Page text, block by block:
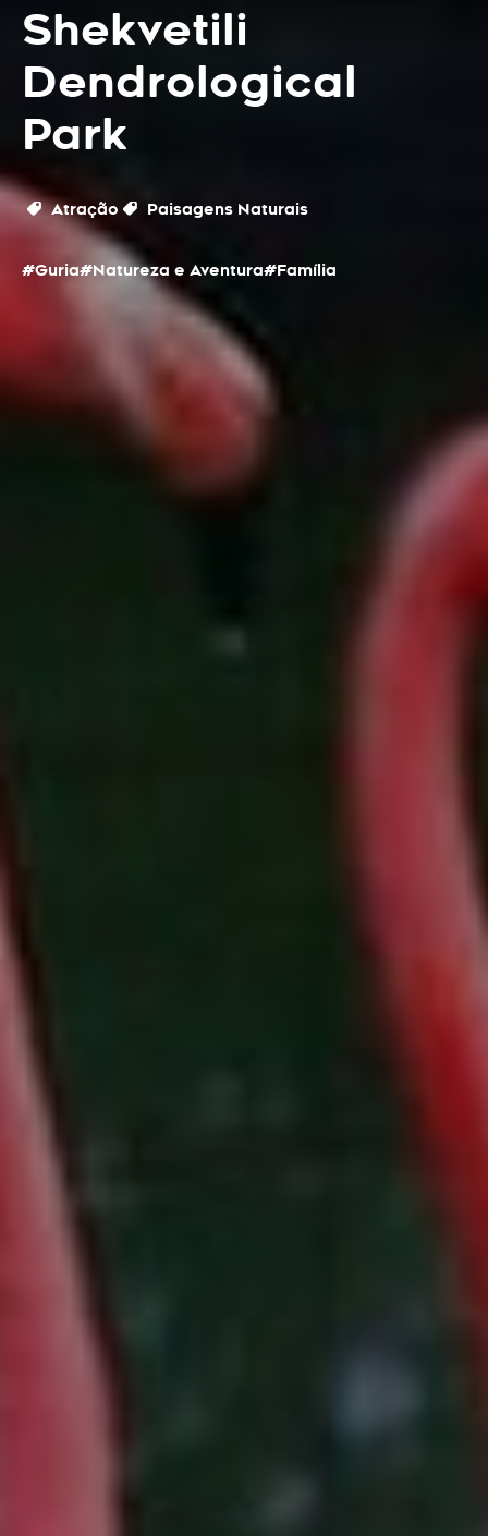
Shekvetili
Dendrological
Park
Atração Paisagens Naturais
#Guria#Natureza e Aventura#Família